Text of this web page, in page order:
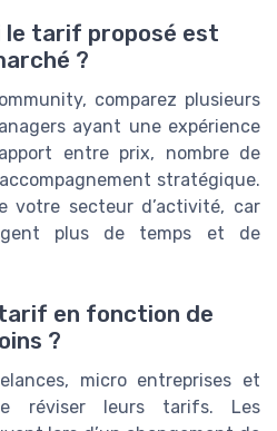
le tarif proposé est
?
comparez plusieurs
ayant une expérience
entre prix, nombre de
stratégique.
votre secteur d’activité, car
plus de temps et de
en fonction de
?
micro entreprises et
réviser leurs tarifs. Les